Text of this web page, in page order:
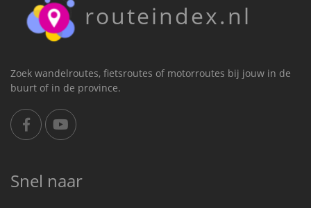
routeindex.nl
Zoek wandelroutes, fietsroutes of motorroutes bij jouw in de
buurt of in de province.
Snel naar